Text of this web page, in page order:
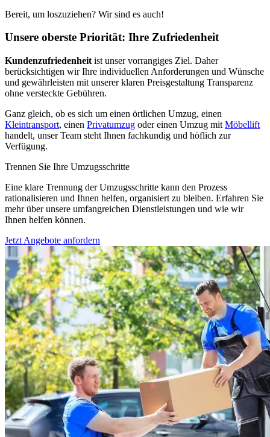
Bereit, um loszuziehen? Wir sind es auch!
Unsere oberste Priorität: Ihre Zufriedenheit
Kundenzufriedenheit ist unser vorrangiges Ziel. Daher
berücksichtigen wir Ihre individuellen Anforderungen und Wünsche
und gewährleisten mit unserer klaren Preisgestaltung Transparenz
ohne versteckte Gebühren.
Ganz gleich, ob es sich um einen örtlichen Umzug, einen
Kleintransport, einen Privatumzug oder einen Umzug mit Möbellift
handelt, unser Team steht Ihnen fachkundig und höflich zur
Verfügung.
Trennen Sie Ihre Umzugsschritte
Eine klare Trennung der Umzugsschritte kann den Prozess
rationalisieren und Ihnen helfen, organisiert zu bleiben. Erfahren Sie
mehr über unsere umfangreichen Dienstleistungen und wie wir
Ihnen helfen können.
Jetzt Angebote anfordern